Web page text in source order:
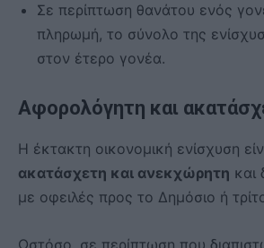
Σε περίπτωση θανάτου ενός
πληρωμή, το σύνολο της
στον έτερο γονέα.
Αφορολόγητη και
Η έκτακτη οικονομική ενίσχυση
ακατάσχετη και ανεκχώρητη και
με οφειλές προς το Δημόσιο ή
Ωστόσο, σε περίπτωση που